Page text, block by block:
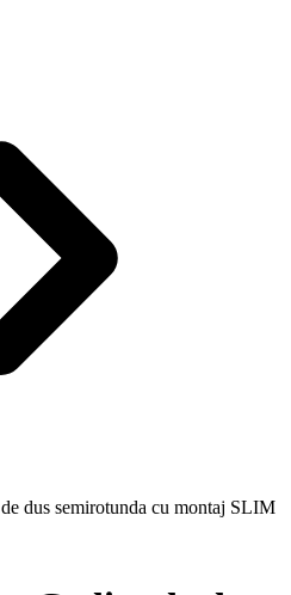
dus semirotunda cu montaj SLIM